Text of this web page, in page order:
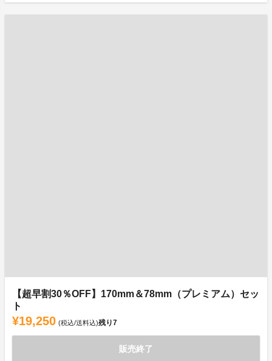
【超早割30％OFF】170mm＆78mm（プレミアム）セッ
ト
¥19,250 (税込/送料込)残り7
販売終了